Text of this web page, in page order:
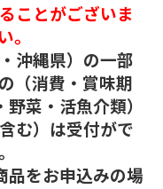
ことがございま
。
沖縄県）の一部
（消費・賞味期
菜・活魚介類）
む）は受付がで
をお申込みの場